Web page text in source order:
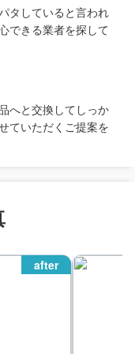
タしていると言われ
できる業者を探して
へと交換してしっか
ていただくご提案を
after